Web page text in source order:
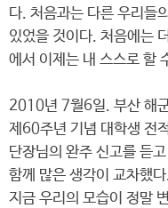
다. 처음과는 다른 우리들
있었을 것이다. 처음에는
에서 이제는 내 스스로 할
2010년 7월6일. 부산 해
제60주년 기념 대학생 전
단장님의 완주 신고를 듣
함께 많은 생각이 교차했
지금 우리의 모습이 정말